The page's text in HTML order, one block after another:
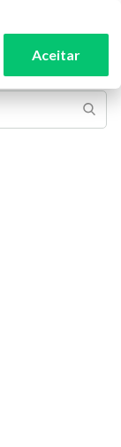
Aceitar